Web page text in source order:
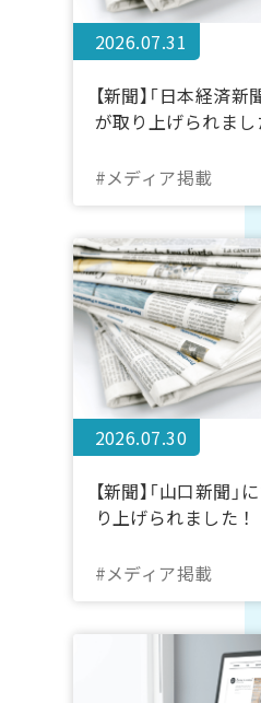
2026.07.31
【新聞】「日本経済
が取り上げられまし
#メディア掲載
2026.07.30
【新聞】「山口新聞
り上げられました！
#メディア掲載